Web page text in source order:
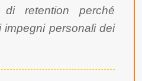
di retention perché
personali dei